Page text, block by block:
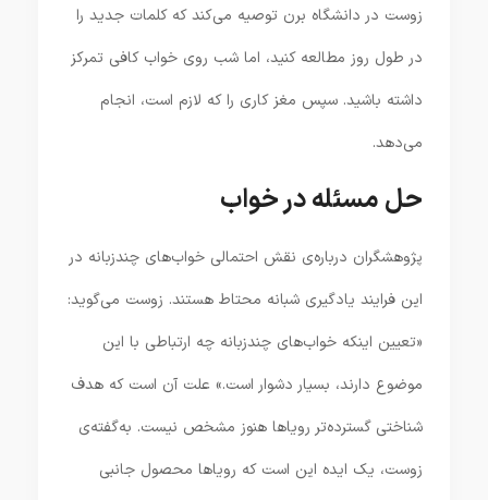
زوست در دانشگاه برن توصیه می‌کند که کلمات جدید را
در طول روز مطالعه کنید، اما شب روی خواب کافی تمرکز
داشته باشید. سپس مغز کاری را که لازم است، انجام
می‌دهد.
حل مسئله در خواب
پژوهشگران درباره‌ی نقش احتمالی خواب‌های چندزبانه در
این فرایند یادگیری شبانه محتاط هستند. زوست می‌گوید:
«تعیین اینکه خواب‌های چندزبانه چه ارتباطی با این
موضوع دارند، بسیار دشوار است.» علت آن است که هدف
شناختی گسترده‌تر رویاها هنوز مشخص نیست. به‌گفته‌ی
زوست، یک ایده این است که رویاها محصول جانبی